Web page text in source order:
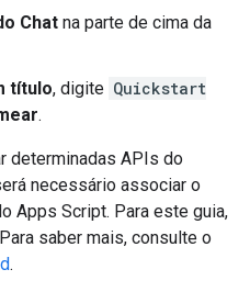
Chat na parte de cima da
título, digite Quickstart
.
determinadas APIs do
necessário associar o
Apps Script. Para este guia,
saber mais, consulte o
.